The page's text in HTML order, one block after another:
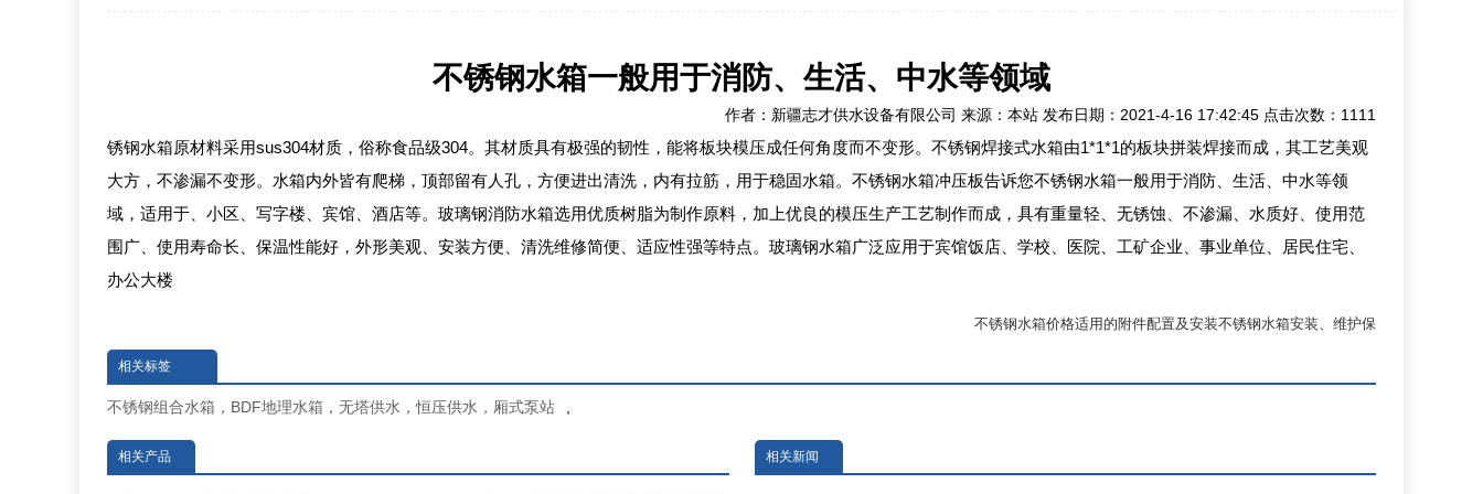
不锈钢水箱一般用于消防、生活、中水等领域
作者：新疆志才供水设备有限公司 来源：本站 发布日期：2021-4-16 17:42:45 点击次数：1111
锈钢水箱原材料采用sus304材质，俗称食品级304。其材质具有极强的韧性，能将板块模压成任何角度而不变形。不锈钢焊接式水箱由1*1*1的板块拼装焊接而成，其工艺美观
大方，不渗漏不变形。水箱内外皆有爬梯，顶部留有人孔，方便进出清洗，内有拉筋，用于稳固水箱。不锈钢水箱冲压板告诉您不锈钢水箱一般用于消防、生活、中水等领
域，适用于、小区、写字楼、宾馆、酒店等。玻璃钢消防水箱选用优质树脂为制作原料，加上优良的模压生产工艺制作而成，具有重量轻、无锈蚀、不渗漏、水质好、使用范
围广、使用寿命长、保温性能好，外形美观、安装方便、清洗维修简便、适应性强等特点。玻璃钢水箱广泛应用于宾馆饭店、学校、医院、工矿企业、事业单位、居民住宅、
办公大楼
不锈钢水箱价格适用的附件配置及安装不锈钢水箱安装、维护保
相关标签
不锈钢组合水箱，BDF地理水箱，无塔供水，恒压供水，厢式泵站
相关新闻
相关产品